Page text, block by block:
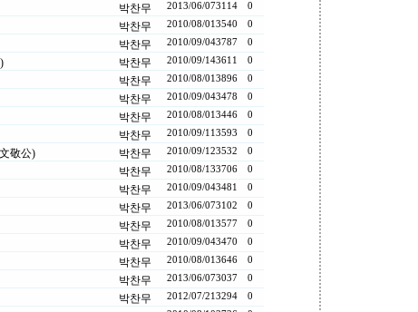
박찬무 2013/06/073114
0
박찬무 2010/08/01 3540
0
박찬무 2010/09/043787
0
박찬무 2010/09/143611
0
박찬무 2010/08/01 3896
0
박찬무 2010/09/043478
0
박찬무 2010/08/01 3446
0
박찬무 2010/09/11 3593
0
敬公) 박찬무 2010/09/123532
0
박찬무 2010/08/133706
0
박찬무 2010/09/043481
0
박찬무 2013/06/073102
0
박찬무 2010/08/01 3577
0
박찬무 2010/09/043470
0
박찬무 2010/08/01 3646
0
박찬무 2013/06/073037
0
박찬무 2012/07/21 3294
0